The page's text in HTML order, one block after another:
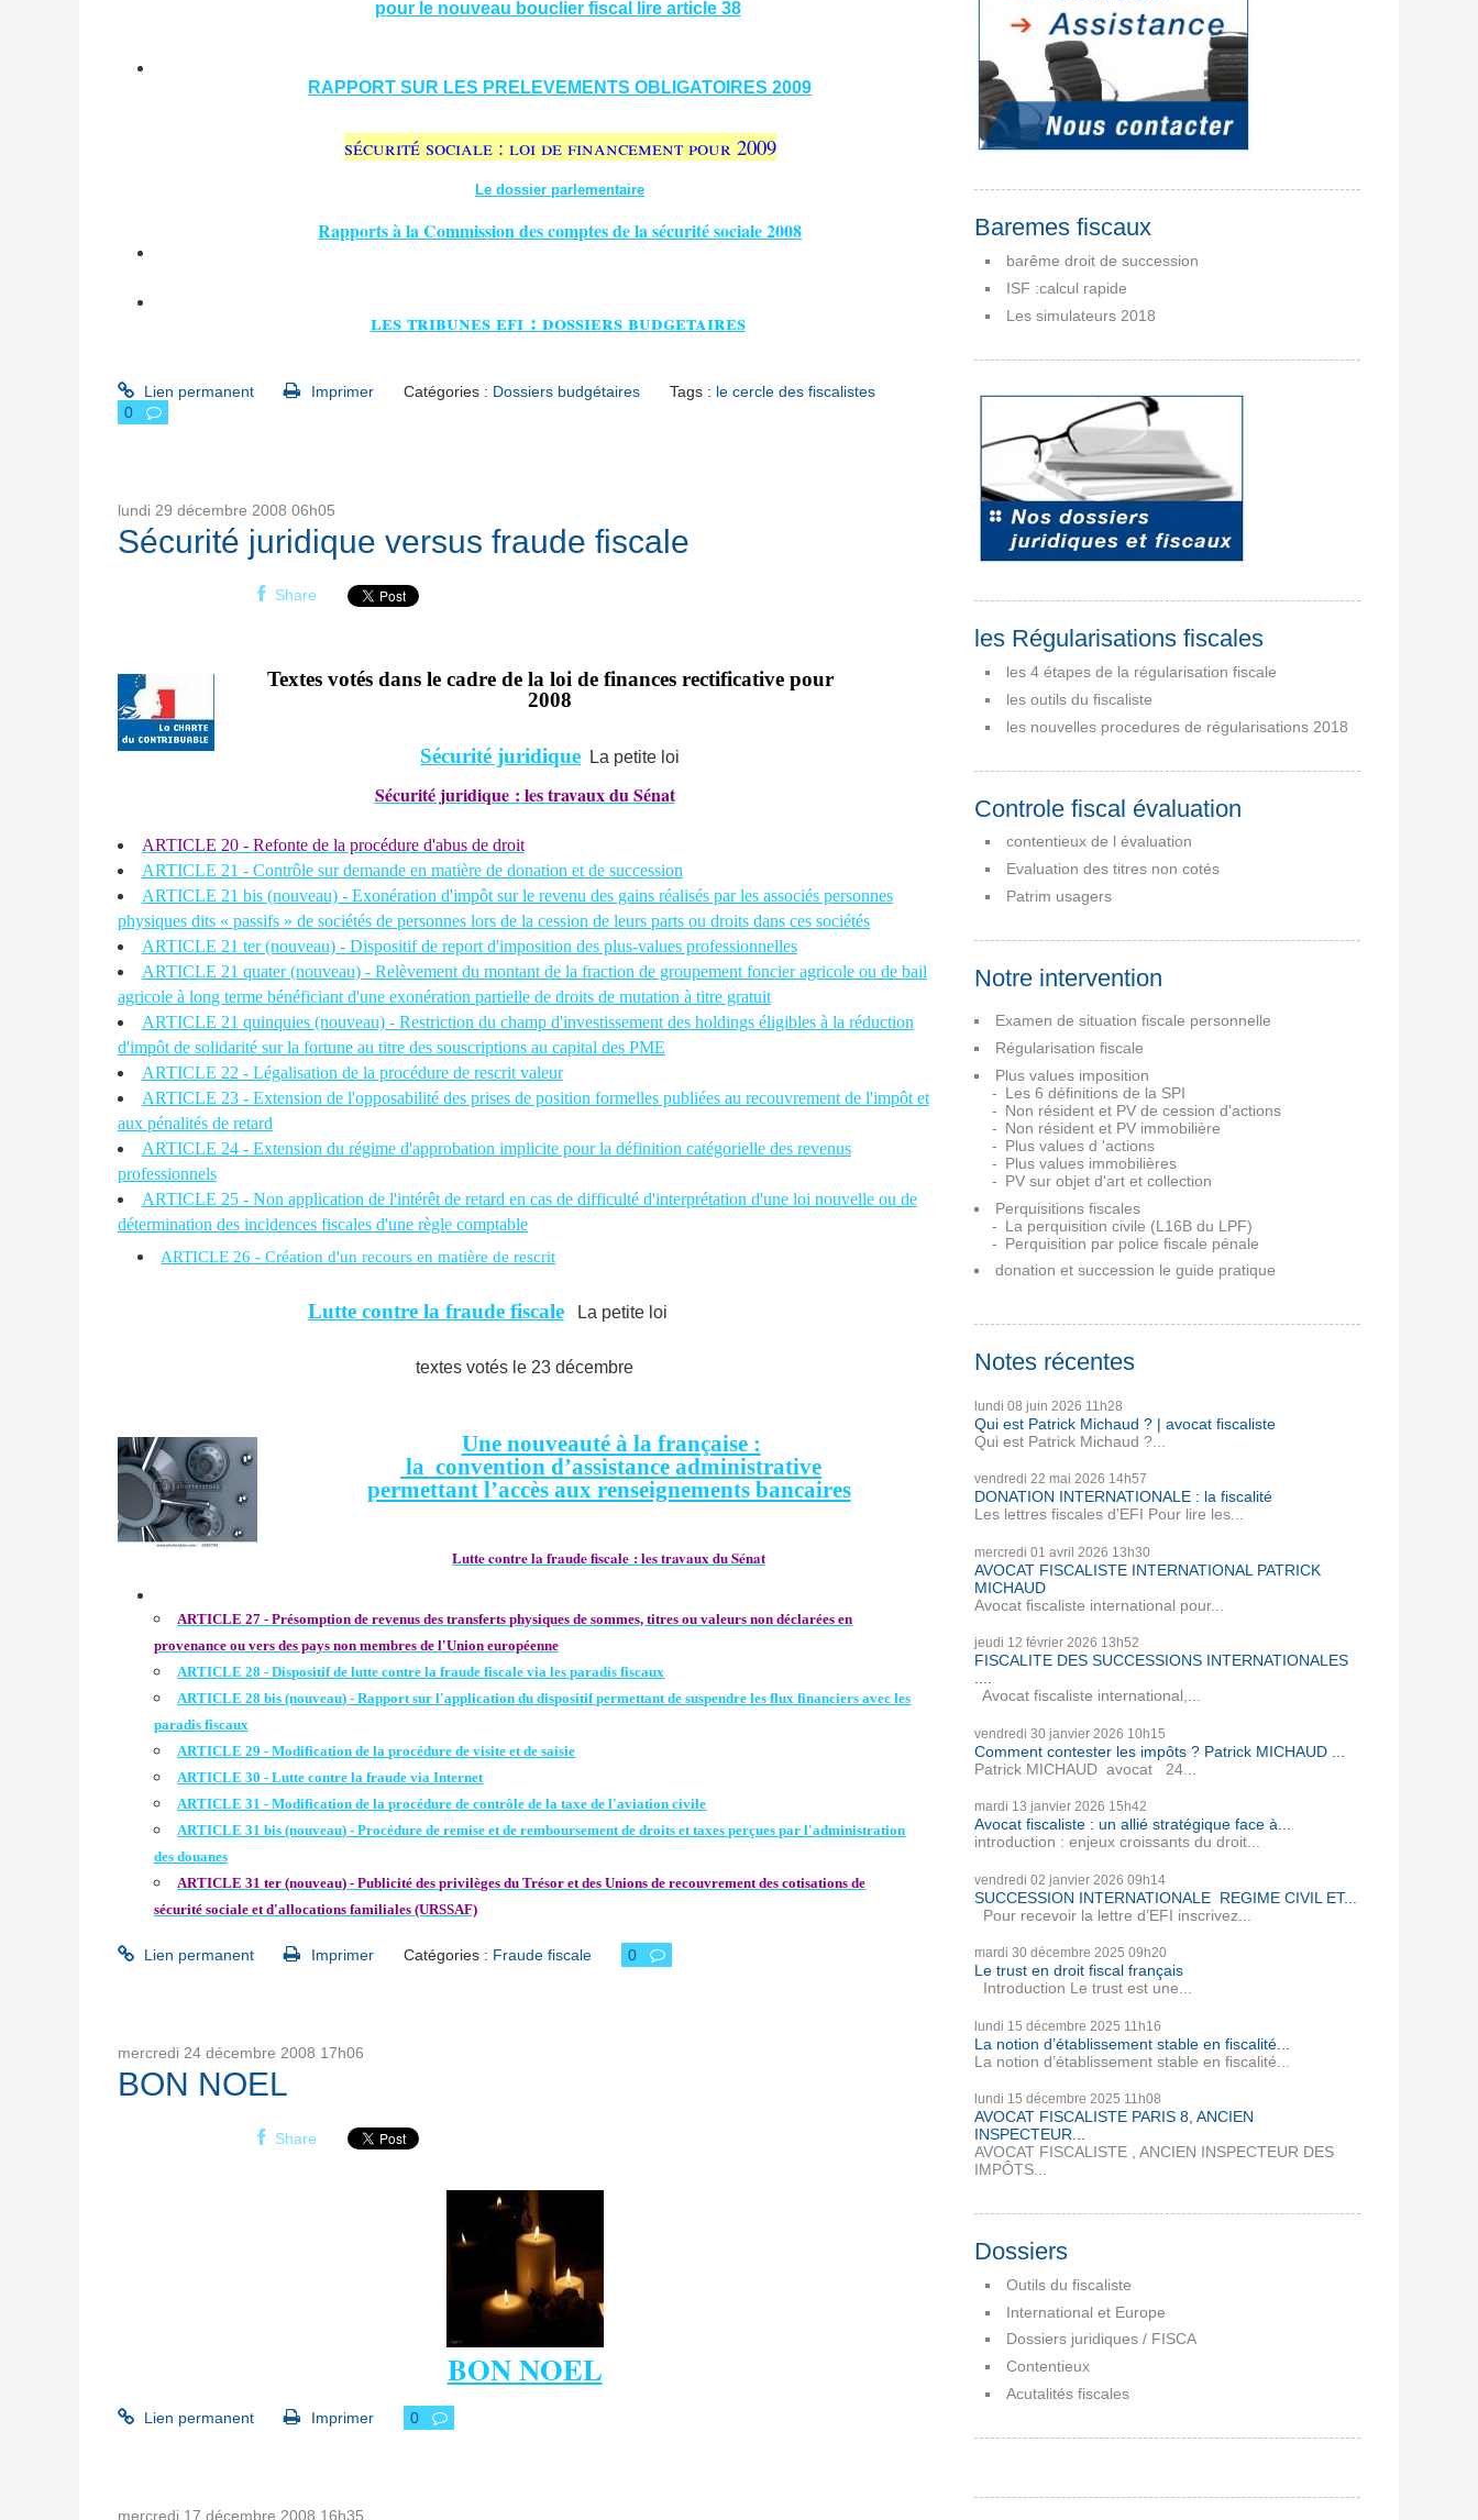
pour le nouveau bouclier fiscal lire article 38
RAPPORT SUR LES PRELEVEMENTS OBLIGATOIRES 2009
sécurité sociale : loi de financement pour 2009
Le dossier parlementaire
Rapports à la Commission des comptes de la sécurité sociale 2008
les tribunes efi : dossiers budgetaires
Lien permanent Imprimer Catégories : Dossiers budgétaires Tags : le cercle des fiscalistes
0
lundi 29 décembre 2008 06h05
Sécurité juridique versus fraude fiscale
Share
Textes votés dans le cadre de la loi de finances rectificative pour
2008
Sécurité juridique La petite loi
Sécurité juridique : les travaux du Sénat
ARTICLE 20 - Refonte de la procédure d'abus de droit
ARTICLE 21 - Contrôle sur demande en matière de donation et de succession
ARTICLE 21 bis (nouveau) - Exonération d'impôt sur le revenu des gains réalisés par les associés personnes
physiques dits « passifs » de sociétés de personnes lors de la cession de leurs parts ou droits dans ces sociétés
ARTICLE 21 ter (nouveau) - Dispositif de report d'imposition des plus-values professionnelles
ARTICLE 21 quater (nouveau) - Relèvement du montant de la fraction de groupement foncier agricole ou de bail
agricole à long terme bénéficiant d'une exonération partielle de droits de mutation à titre gratuit
ARTICLE 21 quinquies (nouveau) - Restriction du champ d'investissement des holdings éligibles à la réduction
d'impôt de solidarité sur la fortune au titre des souscriptions au capital des PME
ARTICLE 22 - Légalisation de la procédure de rescrit valeur
ARTICLE 23 - Extension de l'opposabilité des prises de position formelles publiées au recouvrement de l'impôt et
aux pénalités de retard
ARTICLE 24 - Extension du régime d'approbation implicite pour la définition catégorielle des revenus
professionnels
ARTICLE 25 - Non application de l'intérêt de retard en cas de difficulté d'interprétation d'une loi nouvelle ou de
détermination des incidences fiscales d'une règle comptable
ARTICLE 26 - Création d'un recours en matière de rescrit
Lutte contre la fraude fiscaleLa petite loi
textes votés le 23 décembre
Une nouveauté à la française :
la convention d’assistance administrative
permettant l’accès aux renseignements bancaires
Lutte contre la fraude fiscale : les travaux du Sénat
ARTICLE 27 - Présomption de revenus des transferts physiques de sommes, titres ou valeurs non déclarées en
provenance ou vers des pays non membres de l'Union européenne
ARTICLE 28 - Dispositif de lutte contre la fraude fiscale via les paradis fiscaux
ARTICLE 28 bis (nouveau) - Rapport sur l'application du dispositif permettant de suspendre les flux financiers avec les
paradis fiscaux
ARTICLE 29 - Modification de la procédure de visite et de saisie
ARTICLE 30 - Lutte contre la fraude via Internet
ARTICLE 31 - Modification de la procédure de contrôle de la taxe de l'aviation civile
ARTICLE 31 bis (nouveau) - Procédure de remise et de remboursement de droits et taxes perçues par l'administration
des douanes
ARTICLE 31 ter (nouveau) - Publicité des privilèges du Trésor et des Unions de recouvrement des cotisations de
sécurité sociale et d'allocations familiales (URSSAF)
Lien permanent Imprimer Catégories : Fraude fiscale 0
mercredi 24 décembre 2008 17h06
BON NOEL
Share
BON NOEL
Lien permanent Imprimer 0
mercredi 17 décembre 2008 16h35
Baremes fiscaux
barême droit de succession
ISF :calcul rapide
Les simulateurs 2018
les Régularisations fiscales
les 4 étapes de la régularisation fiscale
les outils du fiscaliste
les nouvelles procedures de régularisations 2018
Controle fiscal évaluation
contentieux de l évaluation
Evaluation des titres non cotés
Patrim usagers
Notre intervention
Examen de situation fiscale personnelle
Régularisation fiscale
Plus values imposition
Les 6 définitions de la SPI
Non résident et PV de cession d'actions
Non résident et PV immobilière
Plus values d 'actions
Plus values immobilières
PV sur objet d'art et collection
Perquisitions fiscales
La perquisition civile (L16B du LPF)
Perquisition par police fiscale pénale
donation et succession le guide pratique
Notes récentes
lundi 08 juin 2026 11h28
Qui est Patrick Michaud ? | avocat fiscaliste
Qui est Patrick Michaud ?...
vendredi 22 mai 2026 14h57
DONATION INTERNATIONALE : la fiscalité
Les lettres fiscales d'EFI Pour lire les...
mercredi 01 avril 2026 13h30
AVOCAT FISCALISTE INTERNATIONAL PATRICK
MICHAUD
Avocat fiscaliste international pour...
jeudi 12 février 2026 13h52
FISCALITE DES SUCCESSIONS INTERNATIONALES
Avocat fiscaliste international,...
vendredi 30 janvier 2026 10h15
Comment contester les impôts ? Patrick MICHAUD ...
Patrick MICHAUD avocat 24...
mardi 13 janvier 2026 15h42
Avocat fiscaliste : un allié stratégique face à...
introduction : enjeux croissants du droit...
vendredi 02 janvier 2026 09h14
SUCCESSION INTERNATIONALE REGIME CIVIL ET...
Pour recevoir la lettre d’EFI inscrivez...
mardi 30 décembre 2025 09h20
Le trust en droit fiscal français
Introduction Le trust est une...
lundi 15 décembre 2025 11h16
La notion d’établissement stable en fiscalité...
La notion d’établissement stable en fiscalité...
lundi 15 décembre 2025 11h08
AVOCAT FISCALISTE PARIS 8, ANCIEN
INSPECTEUR...
AVOCAT FISCALISTE , ANCIEN INSPECTEUR DES
IMPÔTS...
Dossiers
Outils du fiscaliste
International et Europe
Dossiers juridiques / FISCA
Contentieux
Acutalités fiscales